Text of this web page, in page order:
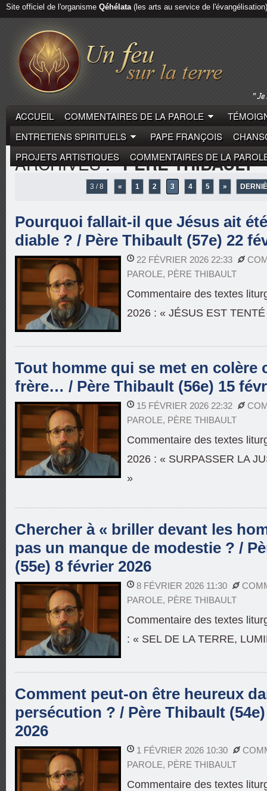
Site officiel de l'organisme Qéhélata(les arts au service de l'évangélisation)
ACCUEIL COMMENTAIRES DE LA PAROLE
ENTRETIENS SPIRITUELS
PAPE FRANÇOIS
PROJETS ARTISTIQUES
COMMENTAIRES DE LA
ARCHIVES :"PÈRE THIBAULT"
3 / 8 « 1 2 3 4 5 »
Pourquoi fallait-il que Jésus ait
diable ? / Père Thibault (57e) 22
22 FÉVRIER 2026 22:33
PAROLE, PÈRE THIBAULT
Commentaire des textes
2026 : « JÉSUS EST
Tout homme qui se met en colère
frère… / Père Thibault (56e) 15
15 FÉVRIER 2026 22:32
PAROLE, PÈRE THIBAULT
Commentaire des textes
2026 : « SURPASSER LA
»
Chercher à « briller devant les
pas un manque de modestie ? /
(55e) 8 février 2026
8 FÉVRIER 2026 11:30
PAROLE, PÈRE THIBAULT
Commentaire des textes
: « SEL DE LA TERRE,
Comment peut-on être heureux
persécution ? / Père Thibault
2026
1 FÉVRIER 2026 10:30
PAROLE, PÈRE THIBAULT
Commentaire des textes